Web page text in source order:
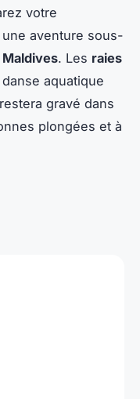
votre
aventure sous-
Maldives. Les raies
aquatique
gravé dans
plongées et à